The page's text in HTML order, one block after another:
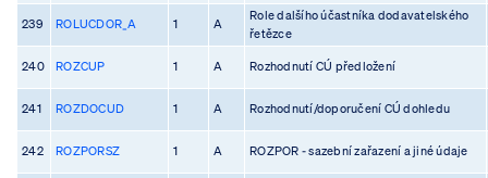
239 ROLUCDOR_A 1 A
Role dalšího účastníka dodavatelského
řetězce
240 ROZCUP 1 A Rozhodnutí CÚ předložení
241 ROZDOCUD 1 A Rozhodnutí/doporučení CÚ dohledu
242 ROZPORSZ 1 A ROZPOR - sazební zařazení a jiné údaje